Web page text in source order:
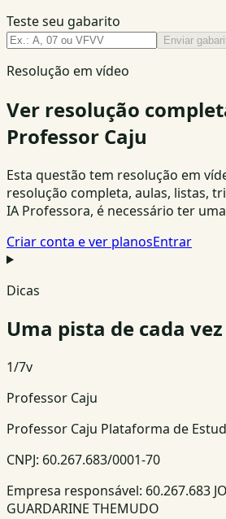
Teste seu gabarito
Enviar
Resolução em vídeo
Ver resolução
Professor Caju
Esta questão tem resolução em
resolução completa, aulas, listas,
IA Professora, é necessário ter
Criar conta e ver planosEntrar
Dicas
Uma pista de cada vez
1/7v
Professor Caju
Professor Caju Plataforma de
CNPJ: 60.267.683/0001-70
Empresa responsável: 60.267.683
GUARDARINE THEMUDO